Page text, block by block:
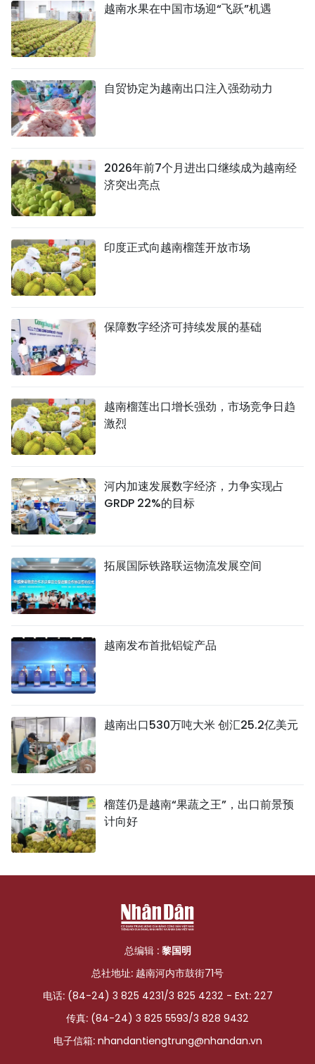
越南水果在中国市场迎“飞跃”机遇
自贸协定为越南出口注入强劲动力
2026年前7个月进出口继续成为越南经
济突出亮点
印度正式向越南榴莲开放市场
保障数字经济可持续发展的基础
越南榴莲出口增长强劲，市场竞争日趋
激烈
河内加速发展数字经济，力争实现占
GRDP 22%的目标
拓展国际铁路联运物流发展空间
越南发布首批铝锭产品
越南出口530万吨大米 创汇25.2亿美元
榴莲仍是越南“果蔬之王”，出口前景预
计向好
总编辑 : 黎国明
总社地址: 越南河内市鼓街71号
电话: (84-24) 3 825 4231/3 825 4232 - Ext: 227
传真: (84-24) 3 825 5593/3 828 9432
电子信箱: nhandantiengtrung@nhandan.vn